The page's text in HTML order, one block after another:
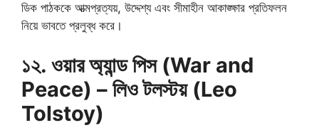
ডিক পাঠককে আত্মপ্রত্যয়, উদ্দেশ্য এবং সীমাহীন আকাঙ্ক্ষার প্রতিফলন
নিয়ে ভাবতে প্রলুব্ধ করে।
১২. ওয়ার অ্যান্ড পিস (War and
Peace) – লিও টলস্টয় (Leo
Tolstoy)